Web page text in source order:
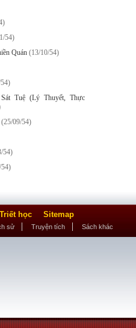
54)
Quán (13/10/54)
Tuệ (Lý Thuyết, Thực
(25/09/54)
54)
Triết học Sitemap
sử Truyện tích Sách khác